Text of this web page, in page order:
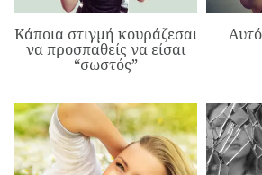
Κάποια στιγμή κουράζεσαι
να προσπαθείς να είσαι
“σωστός”